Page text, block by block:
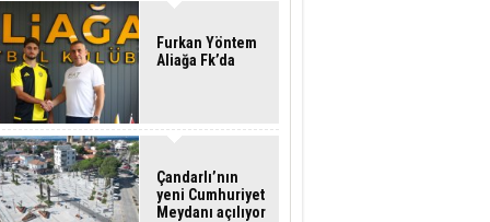
Furkan Yöntem
Aliağa Fk’da
Çandarlı’nın
yeni Cumhuriyet
Meydanı açılıyor